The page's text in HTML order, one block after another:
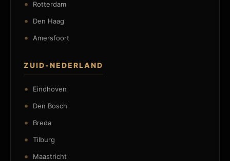
Rotterdam
Den Haag
Amersfoort
ZUID-NEDERLAND
Eindhoven
Den Bosch
Breda
Tilburg
Maastricht